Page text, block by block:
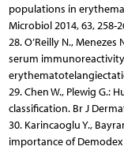
populations in
Microbiol 2014, 63, 258-
28. O’Reilly N.,
serum
29. Chen W., Plewig G.:
classification. Br J
30. Karincaoglu Y.,
importance of